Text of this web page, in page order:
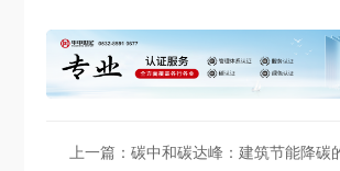
上一篇： 碳中和碳达峰：建筑节能降碳